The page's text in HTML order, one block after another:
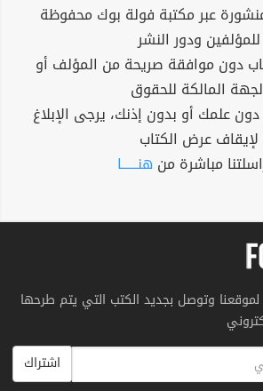
عبر مكتبة فولة بوك محفوظة
للمؤلفين ودور النشر
دون موافقة صريحة من المؤلف أو
المالكة للحقوق
علمك أو بدون إذنك، يرجى الإبلاغ
لإيقاف عرض الكتاب
مباشرة من هنــــــا
لموقعنا وتوصل بجديد الكتب التي يتم طرحها
اشتراك